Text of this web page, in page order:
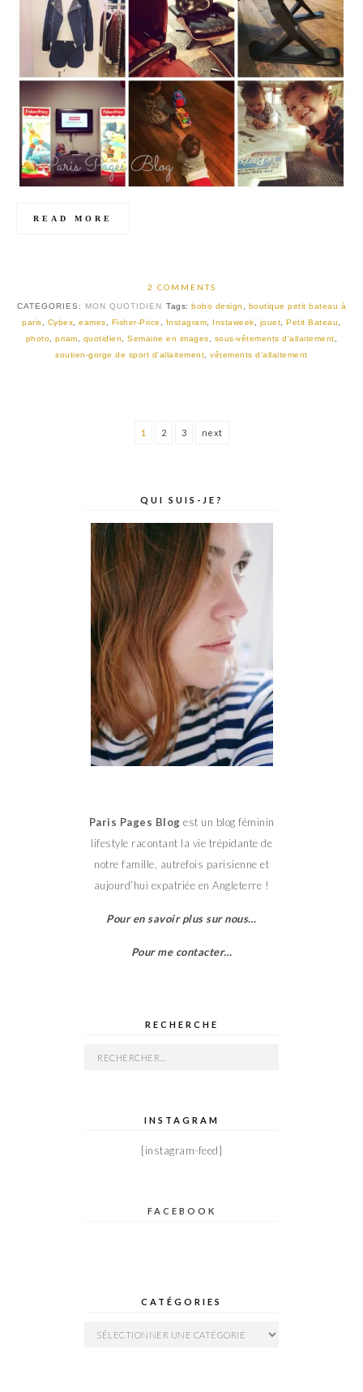
READ MORE
2 COMMENTS
CATEGORIES: MON QUOTIDIEN Tags: bobo design , boutique petit bateau à
paris, Cybex,eames, Fisher-Price , Instagram, Instaweek, jouet,Petit Bateau,
photo,priam, quotidien,Semaine en images, sous-vêtements d'allaitement,
soutien-gorge de sport d'allaitement,vêtements d'allaitement
1 2 3 next
QUI SUIS-JE?
Paris Pages Blog est un blog féminin
lifestyle racontant la vie trépidante de
notre famille, autrefois parisienne et
aujourd’hui expatriée en Angleterre !
Pour en savoir plus sur nous…
Pour me contacter…
RECHERCHE
Rechercher :
INSTAGRAM
[instagram-feed]
FACEBOOK
CATÉGORIES
Catégories